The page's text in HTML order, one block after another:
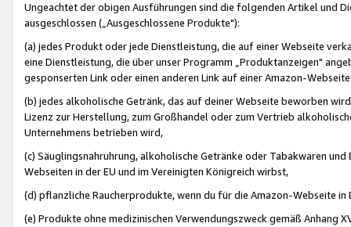
Ungeachtet der obigen Ausführungen sind die folgenden Artikel und
ausgeschlossen („Ausgeschlossene Produkte"):
(a) jedes Produkt oder jede Dienstleistung, die auf einer Webseite
eine Dienstleistung, die über unser Programm „Produktanzeigen"
gesponserten Link oder einen anderen Link auf einer Amazon-
(b) jedes alkoholische Getränk, das auf deiner Webseite beworben
Lizenz zur Herstellung, zum Großhandel oder zum Vertrieb
Unternehmens betrieben wird,
(c) Säuglingsnahruhrung, alkoholische Getränke oder Tabakwaren
Webseiten in der EU und im Vereinigten Königreich wirbst,
(d) pflanzliche Raucherprodukte, wenn du für die Amazon-Webseite in
(e) Produkte ohne medizinischen Verwendungszweck gemäß Anhang